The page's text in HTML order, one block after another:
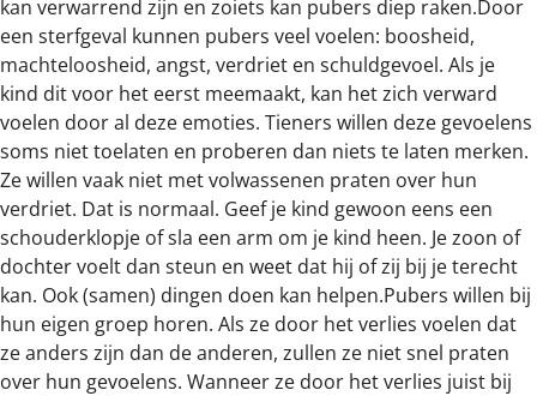
kan verwarrend zijn en zoiets kan pubers diep raken.Door
een sterfgeval kunnen pubers veel voelen: boosheid,
machteloosheid, angst, verdriet en schuldgevoel. Als je
kind dit voor het eerst meemaakt, kan het zich verward
voelen door al deze emoties. Tieners willen deze gevoelens
soms niet toelaten en proberen dan niets te laten merken.
Ze willen vaak niet met volwassenen praten over hun
verdriet. Dat is normaal. Geef je kind gewoon eens een
schouderklopje of sla een arm om je kind heen. Je zoon of
dochter voelt dan steun en weet dat hij of zij bij je terecht
kan. Ook (samen) dingen doen kan helpen.Pubers willen bij
hun eigen groep horen. Als ze door het verlies voelen dat
ze anders zijn dan de anderen, zullen ze niet snel praten
over hun gevoelens. Wanneer ze door het verlies juist bij